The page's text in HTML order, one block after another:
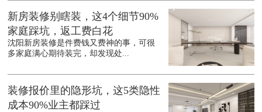
新房装修别瞎装，这4个细节90%
家庭踩坑，返工费白花
沈阳新房装修是件费钱又费神的事，可很
多家庭满心期待装完，却发现处...
装修报价里的隐形坑，这5类隐性
成本90%业主都踩过